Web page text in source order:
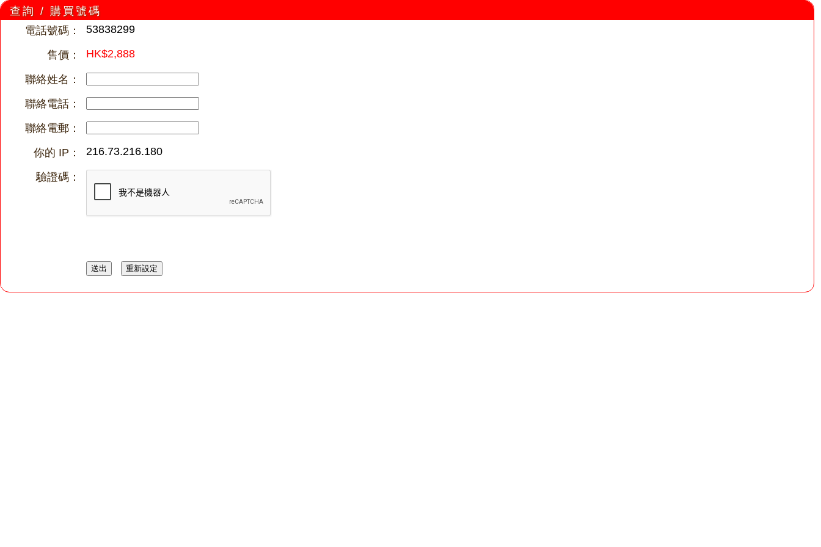
查詢 / 購買號碼
電話號碼：
53838299
售價： HK$2,888
聯絡姓名：
聯絡電話：
聯絡電郵：
你的 IP：
216.73.216.180
驗證碼：